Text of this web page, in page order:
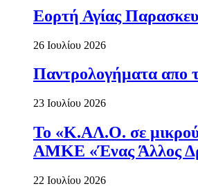
Εορτή Αγίας
26 Ιουλίου 2026
Παντρολογήματα απο
23 Ιουλίου 2026
Το «Κ.ΑΛ.Ο. σε μικρούς
ΑΜΚΕ «Ένας Άλλος
22 Ιουλίου 2026